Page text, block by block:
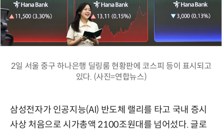
2일 서울 중구 하나은행 딜링룸 현황판에 코스피 등이 표시되고
있다. (사진=연합뉴스)
삼성전자가 인공지능(AI) 반도체 랠리를 타고 국내 증시
사상 처음으로 시가총액 2100조원대를 넘어섰다. 글로